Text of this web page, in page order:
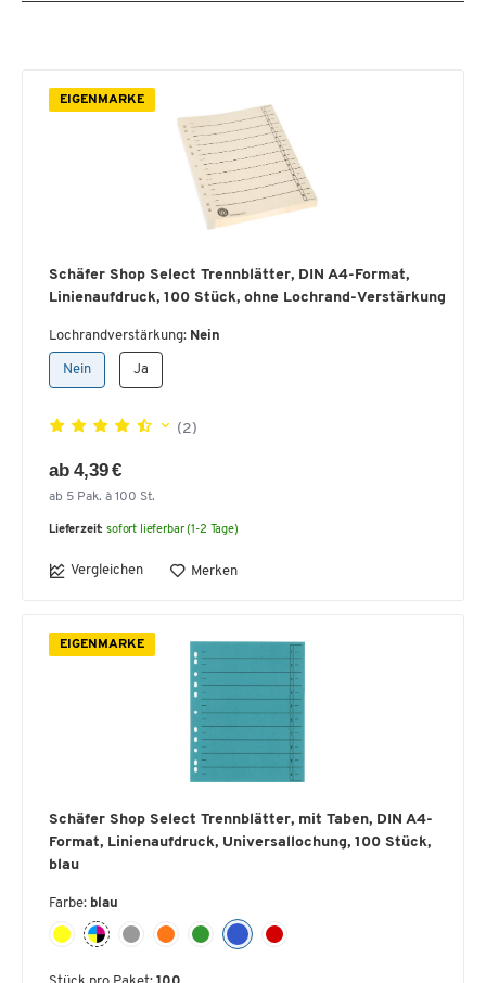
EIGENMARKE
Schäfer Shop Select Trennblätter, DIN A4-Format,
Linienaufdruck, 100 Stück, ohne Lochrand-Verstärkung
Lochrandverstärkung: Nein
Nein Ja
(2)
ab 4,39 €
ab 5 Pak. à 100 St.
Lieferzeit: sofort lieferbar (1-2 Tage)
Vergleichen Merken
EIGENMARKE
Schäfer Shop Select Trennblätter, mit Taben, DIN A4-
Format, Linienaufdruck, Universallochung, 100 Stück,
blau
Farbe: blau